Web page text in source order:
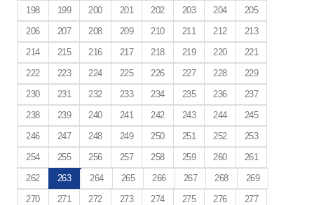
198
199 200 201 202 203 204
205
206
207 208 209 210 211 212
213
214
215 216 217 218 219 220
221
222
223 224 225 226 227 228
229
230
231 232 233 234 235 236
237
238
239 240 241 242 243 244
245
246
247 248 249 250 251 252
253
254
255 256 257 258 259 260
261
262
263 264 265 266 267 268
269
270
271 272 273 274 275 276
277